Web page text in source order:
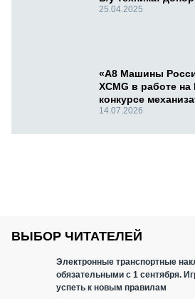
25.04.2025
«А8 Машины
XCMG в работе
конкурсе
14.07.2026
ВЫБОР ЧИТАТЕЛЕЙ
Электронные транспортные
обязательными с 1 сентября.
успеть к новым правилам